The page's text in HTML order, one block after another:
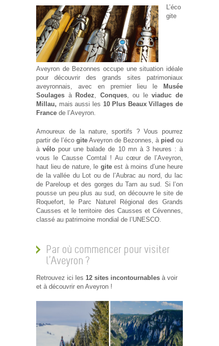
L’éco
gite
Aveyron de Bezonnes occupe une situation idéale
pour découvrir des grands sites patrimoniaux
aveyronnais, avec en premier lieu le
Musée
Soulages àRodez, Conques, ou leviaduc de
Millau, mais aussi les 10 Plus Beaux Villages de
France de l’Aveyron.
Amoureux de la nature, sportifs ? Vous pourrez
partir de l’éco gite Aveyron de Bezonnes, à pied ou
àvélo pour une balade de 10 mn à 3 heures : à
vous le Causse Comtal ! Au cœur de l’Aveyron,
haut lieu de nature, le giteest à moins d’une heure
de la vallée du Lot ou de l’Aubrac au nord, du lac
de Pareloup et des gorges du Tarn au sud. Si l’on
pousse un peu plus au sud, on découvre le site de
Roquefort, le Parc Naturel Régional des Grands
Causses et le territoire des Causses et Cévennes,
classé au patrimoine mondial de l’UNESCO.
Par où commencer pour visiter
l’Aveyron ?
Retrouvez ici les 12 sites incontournables à voir
et à découvrir en Aveyron !